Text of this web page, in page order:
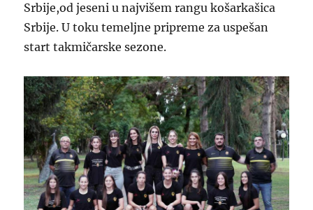
Srbije,od jeseni u najvišem rangu košarkašica
Srbije. U toku temeljne pripreme za uspešan
start takmičarske sezone.